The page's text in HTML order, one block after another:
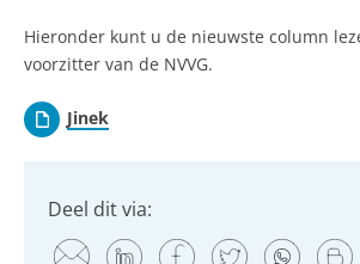
Hieronder kunt u de nieuwste column
voorzitter van de NVVG.
Jinek
Deel dit via: